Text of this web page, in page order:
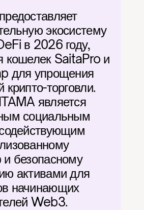
экосистему
в 2026 году,
кошелек SaitaPro и
для упрощения
крипто-торговли.
является
социальным
безопасному
активами для
начинающих
Web3.